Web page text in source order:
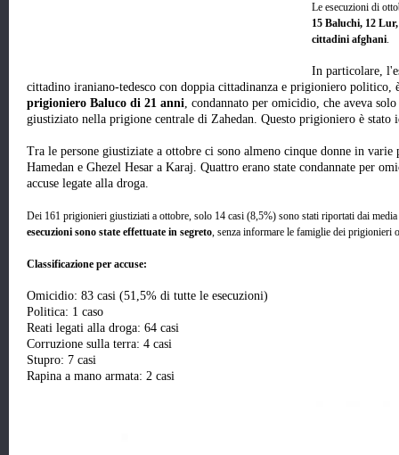
Le esecuzioni di
15 Baluchi, 12
cittadini afghani.
In particolare,
cittadino iraniano-tedesco con doppia cittadinanza e prigioniero politico,
prigioniero Baluco di 21 anni, condannato per omicidio, che aveva
giustiziato nella prigione centrale di Zahedan. Questo prigioniero è
Tra le persone giustiziate a ottobre ci sono almeno cinque donne in
Hamedan e Ghezel Hesar a Karaj. Quattro erano state condannate per
accuse legate alla droga.
Dei 161 prigionieri giustiziati a ottobre, solo 14 casi (8,5%) sono stati riportati dai
esecuzioni sono state effettuate in segreto, senza informare le famiglie dei prigionieri
Classificazione per accuse:
Omicidio: 83 casi (51,5% di tutte le esecuzioni)
Politica: 1 caso
Reati legati alla droga: 64 casi
Corruzione sulla terra: 4 casi
Stupro: 7 casi
Rapina a mano armata: 2 casi